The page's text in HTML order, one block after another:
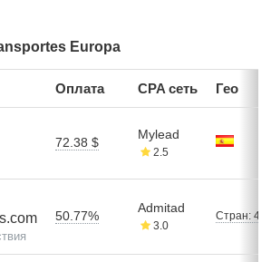
Europa
Оплата CPA сеть Гео
72.38 $
Mylead
2.5
50.77%
Admitad
3.0
Стран: 4